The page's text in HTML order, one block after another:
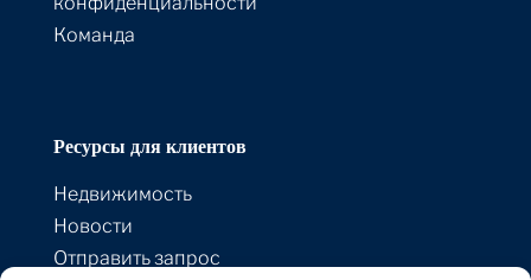
Команда
Ресурсы для клиентов
Недвижимость
Новости
Отправить запрос